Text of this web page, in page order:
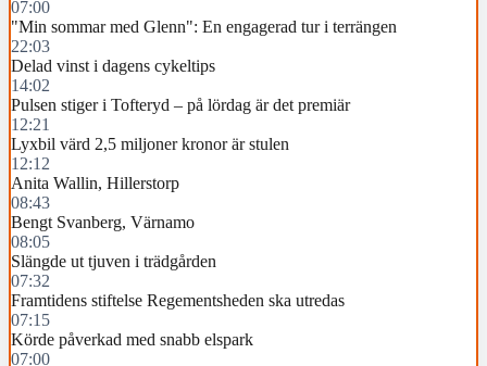
07:00
"Min sommar med Glenn": En engagerad tur i terrängen
22:03
Delad vinst i dagens cykeltips
14:02
Pulsen stiger i Tofteryd – på lördag är det premiär
12:21
Lyxbil värd 2,5 miljoner kronor är stulen
12:12
Anita Wallin, Hillerstorp
08:43
Bengt Svanberg, Värnamo
08:05
Slängde ut tjuven i trädgården
07:32
Framtidens stiftelse Regementsheden ska utredas
07:15
Körde påverkad med snabb elspark
07:00